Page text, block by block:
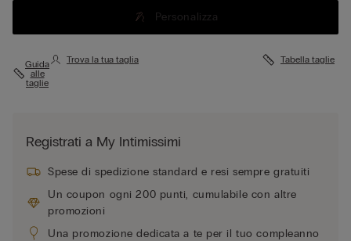
Personalizza
Guida
alle
taglie
Trova la tua taglia Tabella taglie
Registrati a My Intimissimi
Spese di spedizione standard e resi sempre gratuiti
Un coupon ogni 200 punti, cumulabile con altre
promozioni
Una promozione dedicata a te per il tuo compleanno